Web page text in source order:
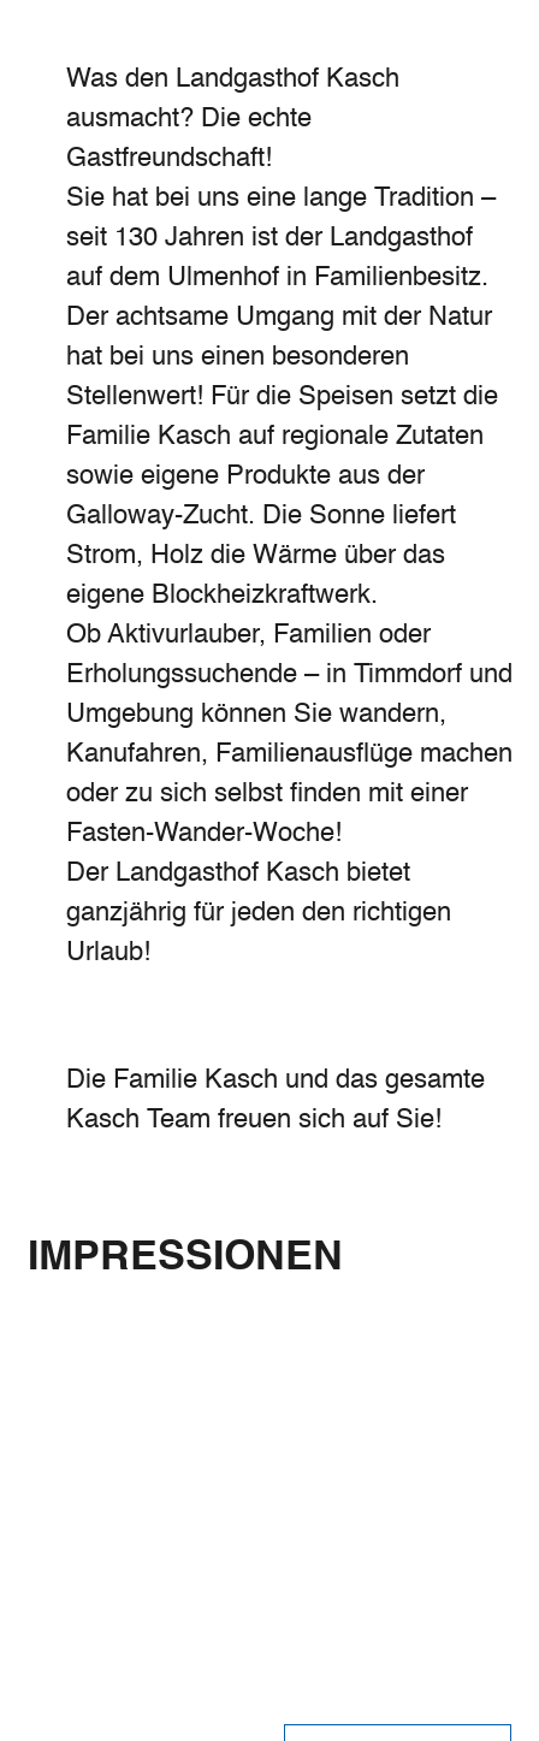
Was den Landgasthof Kasch
ausmacht? Die echte
Gastfreundschaft!
Sie hat bei uns eine lange Tradition –
seit 130 Jahren ist der Landgasthof
auf dem Ulmenhof in Familienbesitz.
Der achtsame Umgang mit der Natur
hat bei uns einen besonderen
Stellenwert! Für die Speisen setzt die
Familie Kasch auf regionale Zutaten
sowie eigene Produkte aus der
Galloway-Zucht. Die Sonne liefert
Strom, Holz die Wärme über das
eigene Blockheizkraftwerk.
Ob Aktivurlauber, Familien oder
Erholungssuchende – in Timmdorf und
Umgebung können Sie wandern,
Kanufahren, Familienausflüge machen
oder zu sich selbst finden mit einer
Fasten-Wander-Woche!
Der Landgasthof Kasch bietet
ganzjährig für jeden den richtigen
Urlaub!
Die Familie Kasch und das gesamte
Kasch Team freuen sich auf Sie!
IMPRESSIONEN